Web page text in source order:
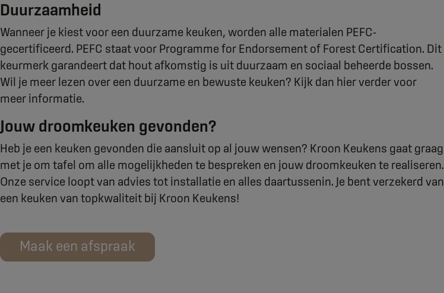
Duurzaamheid
Wanneer je kiest voor een duurzame keuken, worden alle materialen PEFC-
gecertificeerd. PEFC staat voor Programme for Endorsement of Forest Certification. Dit
keurmerk garandeert dat hout afkomstig is uit duurzaam en sociaal beheerde bossen.
Wil je meer lezen over een duurzame en bewuste keuken? Kijk dan hier verder voor
meer informatie.
Jouw droomkeuken gevonden?
Heb je een keuken gevonden die aansluit op al jouw wensen? Kroon Keukens gaat graag
met je om tafel om alle mogelijkheden te bespreken en jouw droomkeuken te realiseren.
Onze service loopt van advies tot installatie en alles daartussenin. Je bent verzekerd van
een keuken van topkwaliteit bij Kroon Keukens!
Maak een afspraak